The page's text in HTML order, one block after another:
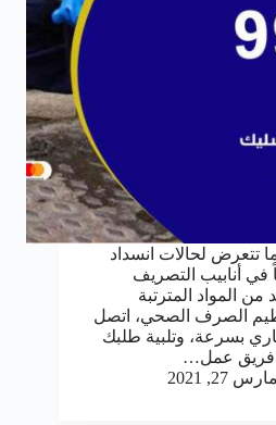
تتعرض لحالات انسداد
في أنابيب التصريف
المواد المترتبة
الصرف الصحي، اتصل
بسرعة، وتلبية طلبك
فريق عمل…
مارس 27, 2021